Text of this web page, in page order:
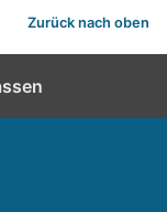
Zurück nach oben